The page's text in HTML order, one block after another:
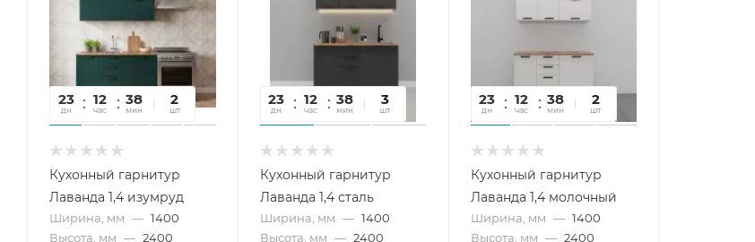
23
дн
12
час
38
мин
34
сек
2
шт
Кухонный гарнитур
Лаванда 1,4 изумруд
Ширина, мм — 1400
Высота, мм — 2400
23
дн
12
час
38
мин
34
сек
3
шт
Кухонный гарнитур
Лаванда 1,4 сталь
Ширина, мм — 1400
Высота, мм — 2400
23
дн
12
час
38
мин
34
сек
2
шт
Кухонный гарнитур
Лаванда 1,4 молочный
Ширина, мм — 1400
Высота, мм — 2400